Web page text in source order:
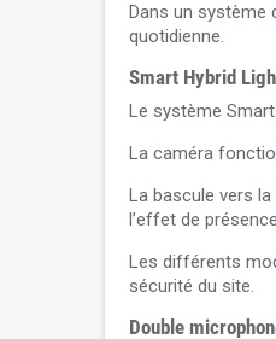
Dans un système
quotidienne.
Smart Hybrid
Le système
La caméra
La bascule vers
l’effet de
Les différents
sécurité du site.
Double